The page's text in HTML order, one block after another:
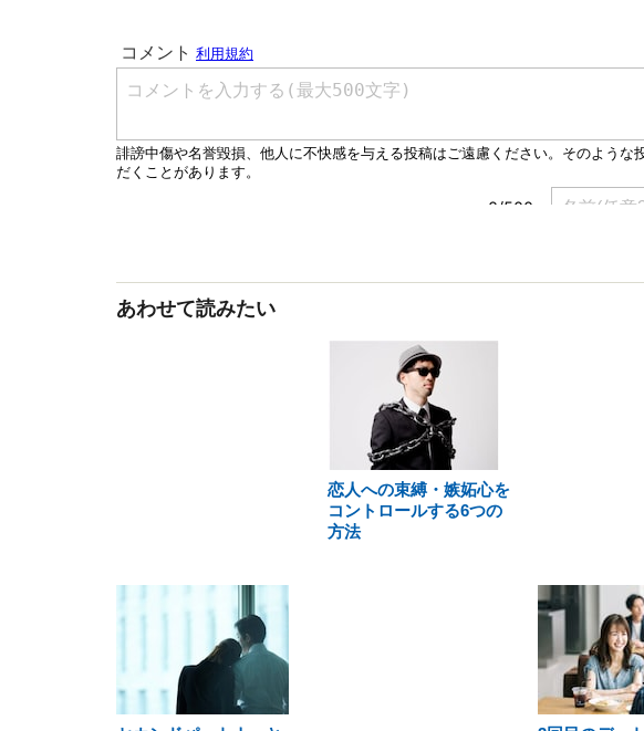
あわせて読みたい
恋人への束縛・嫉妬心を
コントロールする6つの
方法